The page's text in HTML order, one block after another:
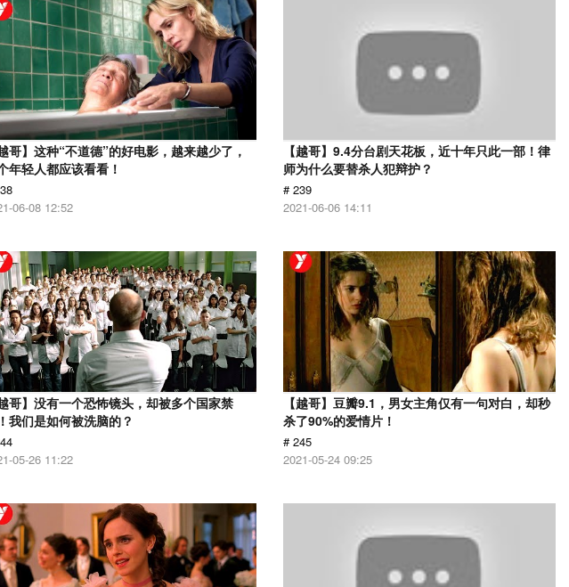
哥】这种“不道德”的好电影，越来越少了，
年轻人都应该看看！
06-08 12:52
【越哥】9.4分台剧天花板，近十年只此一部！律
师为什么要替杀人犯辩护？
# 239
2021-06-06 14:11
越哥】没有一个恐怖镜头，却被多个国家禁
我们是如何被洗脑的？
05-26 11:22
【越哥】豆瓣9.1，男女主角仅有一句对白，却秒
杀了90%的爱情片！
# 245
2021-05-24 09:25